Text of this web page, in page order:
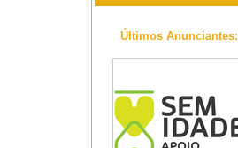
Últimos Anunciantes: